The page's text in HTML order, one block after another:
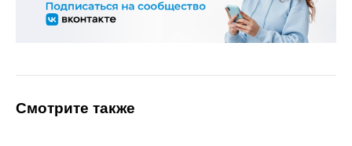
Смотрите также